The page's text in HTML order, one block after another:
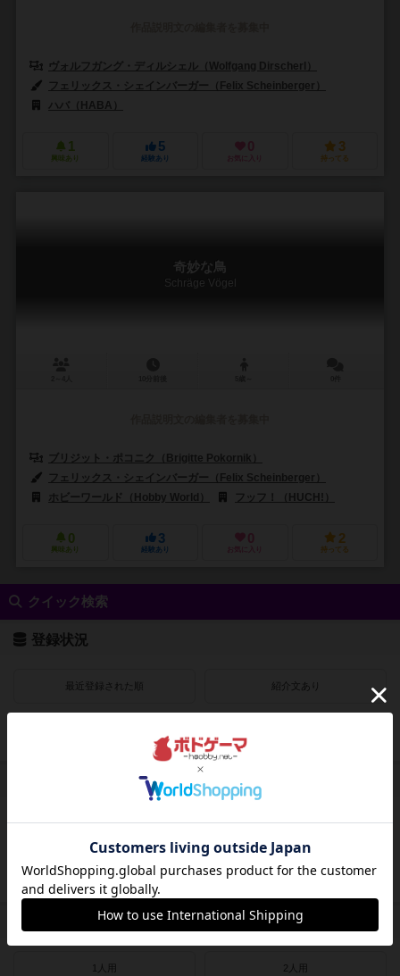
ヴォルフガング・ディルシェル（Wolfgang Dirscherl）
フェリックス・シェインバーガー（Felix Scheinberger）
ハバ（HABA）
1
興味あり
5
経験あり
0
お気に入り
3
持ってる
奇妙な鳥
Schräge Vögel
ブリジット・ポコニク（Brigitte Pokornik）
フェリックス・シェインバーガー（Felix Scheinberger）
ホビーワールド（Hobby World）
フッフ！（HUCH!）
0
興味あり
3
経験あり
0
お気に入り
2
持ってる
クイック検索
登録状況
最近登録された順 紹介文あり
ドイツゲーム大賞 ドイツ年間ゲーム大賞
フランス年間ゲーム大賞 ゲームマーケット大賞
プレイヤー数
1人用 2人用